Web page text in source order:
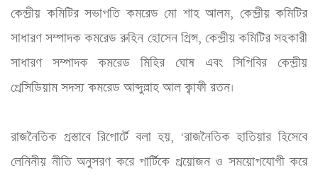
কেন্দ্রীয় কমিটির সভাপতি কমরেড মো শাহ আলম, কেন্দ্রীয় কমিটির
সাধারণ সম্পাদক কমরেড রুহিন হোসেন প্রিন্স, কেন্দ্রীয় কমিটির সহকারী
সাধারণ সম্পাদক কমরেড মিহির ঘোষ এবং সিপিবির কেন্দ্রীয়
প্রেসিডিয়াম সদস্য কমরেড আব্দুল্লাহ আল ক্বাফী রতন।
রাজনৈতিক প্রস্তাবে রিপোর্টে বলা হয়, ‘রাজনৈতিক হাতিয়ার হিসেবে
লেনিনীয় নীতি অনুসরণ করে পার্টিকে প্রয়োজন ও সময়োপযোগী করে